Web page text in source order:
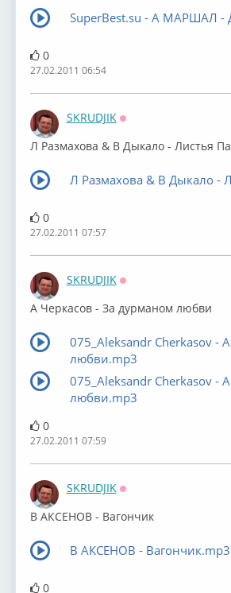
SuperBest.su - А МАРШАЛ -
0
27.02.2011 06:54
SKRUDJIK
Л Размахова & В Дыкало - Листья
Л Размахова & В Дыкало -
0
27.02.2011 07:57
SKRUDJIK
А Черкасов - За дурманом любви
075_Aleksandr Cherkasov -
любви.mp3
075_Aleksandr Cherkasov -
любви.mp3
0
27.02.2011 07:59
SKRUDJIK
В АКСЕНОВ - Вагончик
В АКСЕНОВ - Вагончик.mp3
0